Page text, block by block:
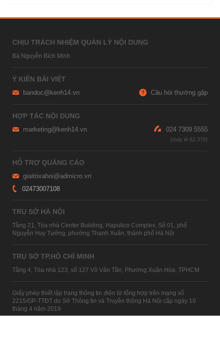
CHỊU TRÁCH NHIỆM QUẢN LÝ NỘI DUNG
Bà Nguyễn Bích Minh
Ý KIẾN BÀI VIẾT
bandoc@kenh14.vn Câu hỏi thường gặp
HỢP TÁC NỘI DUNG
marketing@kenh14.vn 024 7309 5555
HỖ TRỢ QUẢNG CÁO
giaitrixahoi@admicro.vn
02473007108
TRỤ SỞ HÀ NỘI
Tầng 21, Tòa nhà Center Building, Hapulico Complex, Số 01, phố
Nguyễn Huy Tưởng, phường Thanh Xuân, thành phố Hà Nội
TRỤ SỞ TP.HỒ CHÍ MINH
Tầng 4, Tòa nhà 123, số 127 Võ Văn Tần, Phường Xuân Hòa, TPHCM
Giấy phép thiết lập trang thông tin điện tử tổng hợp trên mạng số
2215/GP-TTĐT do Sở Thông tin và Truyền thông Hà Nội cấp ngày 10
tháng 4 năm 2019